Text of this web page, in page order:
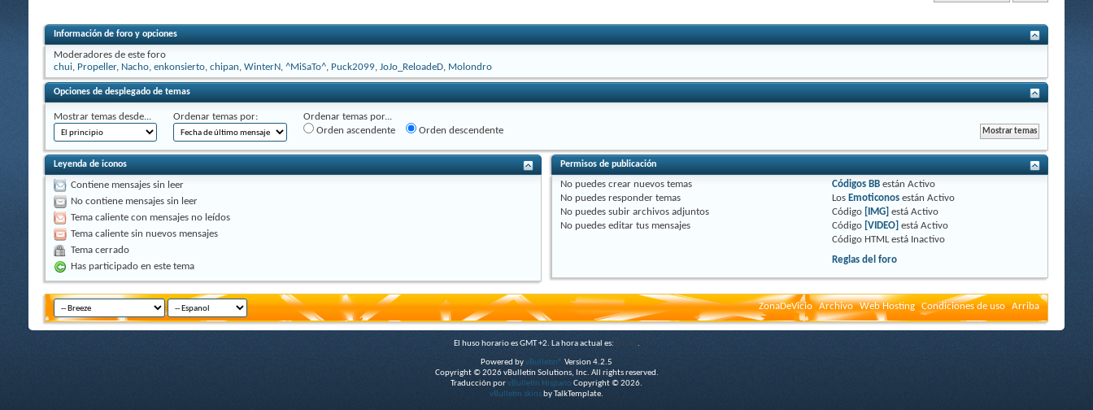
Información de foro y opciones
Moderadores de este foro
chui, Propeller, Nacho, enkonsierto, chipan, WinterN, ^MiSaTo^, Puck2099, JoJo_ReloadeD, Molondro
Opciones de desplegado de temas
Mostrar temas desde... Ordenar temas por:
Ordenar temas por...
Orden ascendente
Orden descendente
Leyenda de iconos
Contiene mensajes sin leer
No contiene mensajes sin leer
Tema caliente con mensajes no leídos
Tema caliente sin nuevos mensajes
Tema cerrado
Has participado en este tema
Permisos de publicación
No puedes crear nuevos temas
No puedes responder temas
No puedes subir archivos adjuntos
No puedes editar tus mensajes
Códigos BB estánActivo
Los Emoticonos estánActivo
Código [IMG] estáActivo
Código [VIDEO] estáActivo
Código HTML está Inactivo
Reglas del foro
ZonaDeVicio Archivo Web Hosting Condiciones de uso Arriba
El huso horario es GMT +2. La hora actual es: 01:17.
Powered byvBulletin® Version 4.2.5
Copyright © 2026 vBulletin Solutions, Inc. All rights reserved.
Traducción porvBulletin Hispano Copyright © 2026.
vBulletin skins by TalkTemplate.